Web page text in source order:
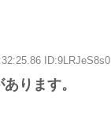
ID:9LRJeS8s0
ります。